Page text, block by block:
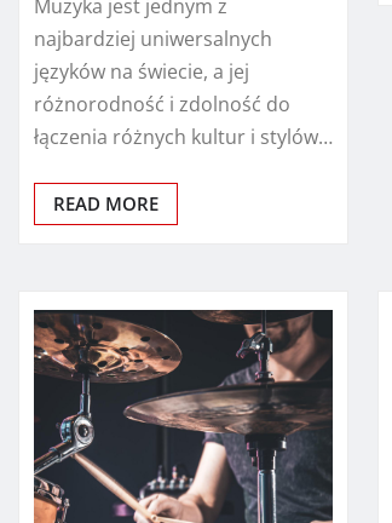
Muzyka jest jednym z
najbardziej uniwersalnych
języków na świecie, a jej
różnorodność i zdolność do
łączenia różnych kultur i stylów…
READ MORE